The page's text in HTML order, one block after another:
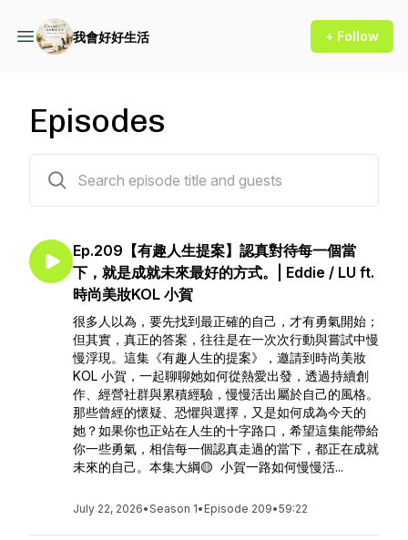
我會好好生活 + Follow
Episodes
Ep.209【有趣人生提案】認真對待每一個當
下，就是成就未來最好的方式。| Eddie / LU ft.
時尚美妝KOL 小賀
很多人以為，要先找到最正確的自己，才有勇氣開始；
但其實，真正的答案，往往是在一次次行動與嘗試中慢
慢浮現。這集《有趣人生的提案》，邀請到時尚美妝
KOL 小賀，一起聊聊她如何從熱愛出發，透過持續創
作、經營社群與累積經驗，慢慢活出屬於自己的風格。
那些曾經的懷疑、恐懼與選擇，又是如何成為今天的
她？如果你也正站在人生的十字路口，希望這集能帶給
你一些勇氣，相信每一個認真走過的當下，都正在成就
未來的自己。本集大綱🟡 小賀一路如何慢慢活...
July 22, 2026•Season 1• Episode 209•59:22